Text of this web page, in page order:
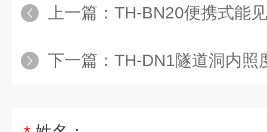
上一篇： TH-BN20便携式能
下一篇： TH-DN1隧道洞内照